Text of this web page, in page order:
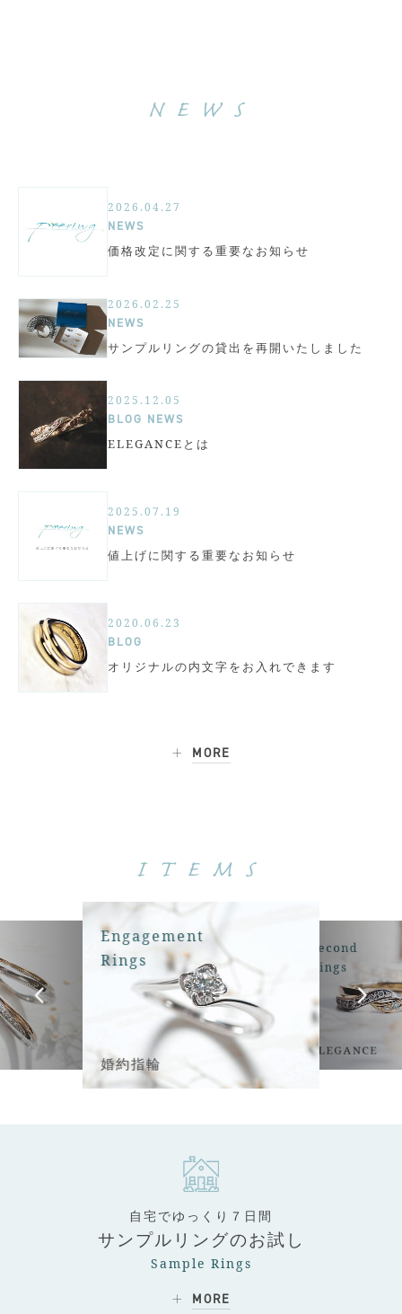
NEWS
2026.04.27
NEWS
価格改定に関する重要なお知らせ
2026.02.25
NEWS
サンプルリングの貸出を再開いたしました
2025.12.05
BLOG NEWS
ELEGANCEとは
2025.07.19
NEWS
値上げに関する重要なお知らせ
2020.06.23
BLOG
オリジナルの内文字をお入れできます
MORE
ITEMS
Engagement
Rings
婚約指輪
Second
Rings
ELEGANCE
自宅でゆっくり７日間
サンプルリングのお試し
Sample Rings
MORE